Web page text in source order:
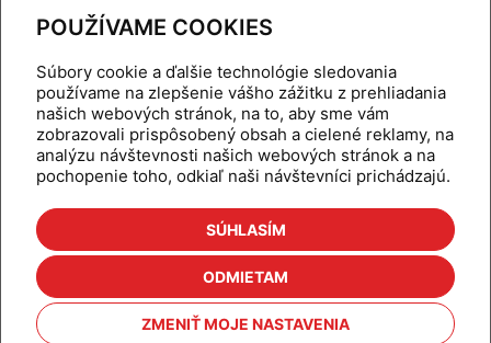
POUŽÍVAME COOKIES
Súbory cookie a ďalšie technológie sledovania
používame na zlepšenie vášho zážitku z prehliadania
našich webových stránok, na to, aby sme vám
zobrazovali prispôsobený obsah a cielené reklamy, na
analýzu návštevnosti našich webových stránok a na
pochopenie toho, odkiaľ naši návštevníci prichádzajú.
SÚHLASÍM
ODMIETAM
ZMENIŤ MOJE NASTAVENIA
Dynamické termostatické ventily
Domov
Produkty
Aktuality
Odber šikovné tipy
Kalkulačky
Cenníky
Na stiahnutie
Referencie
Kontakt